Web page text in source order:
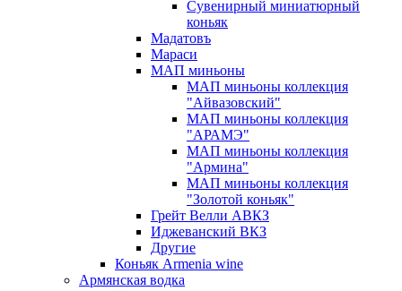
Сувенирный миниатюрный
коньяк
Мадатовъ
Мараси
МАП миньоны
МАП миньоны коллекция
"Айвазовский"
МАП миньоны коллекция
"АРАМЭ"
МАП миньоны коллекция
"Армина"
МАП миньоны коллекция
"Золотой коньяк"
Грейт Велли АВКЗ
Иджеванский ВКЗ
Другие
Коньяк Armenia wine
Армянская водка